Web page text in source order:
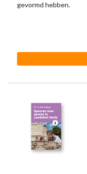
gevormd hebben.